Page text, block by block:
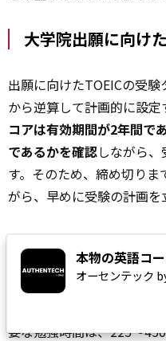
大学院出願に向け
出願に向けたTOEICの受
から逆算して計画的に設定
コアは有効期間が2年間で
であるかを確認しながら
す。そのため、締め切り
がら、早めに受験の計画を
の平均スコアは600点です
（Oxford University Press
②）によると、TOEIC600
要な勉強時間は、225〜
本物の英語コ
オーセンテック